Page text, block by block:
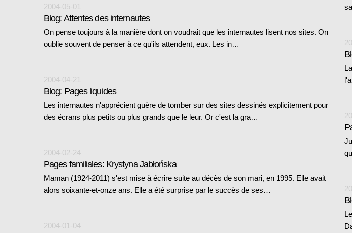
2004-05-01
Blog: Attentes des internautes
On pense toujours à la manière dont on voudrait que les internautes lisent nos sites. On
oublie souvent de penser à ce qu'ils attendent, eux. Les in…
2004-04-21
Blog: Pages liquides
Les internautes n'apprécient guère de tomber sur des sites dessinés explicitement pour
des écrans plus petits ou plus grands que le leur. Or c'est la gra…
2004-02-24
Pages familiales: Krystyna Jabłońska
Maman (1924-2011) s'est mise à écrire suite au décès de son mari, en 1995. Elle avait
alors soixante-et-onze ans. Elle a été surprise par le succès de ses…
2004-01-04